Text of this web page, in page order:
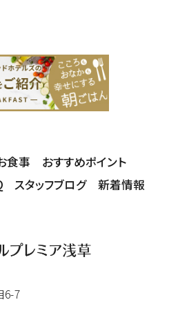
食事
おすすめポイント
スタッフブログ 新着情報
6-7